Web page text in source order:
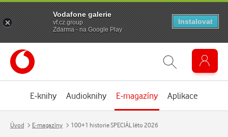
E-knihy Audioknihy E-magazíny Aplikace
Úvod E-magazíny 100+1 historie SPECIÁL léto 2026
Vodafone galerie
vf.cz.group
Zdarma - na Google Play
Instalovat